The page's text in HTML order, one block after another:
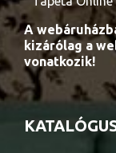
A
kizárólag a
vonatkozik!